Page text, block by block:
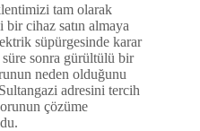
tam olarak
bir cihaz satın almaya
süpürgesinde karar
süre sonra gürültülü bir
neden olduğunu
adresini tercih
çözüme